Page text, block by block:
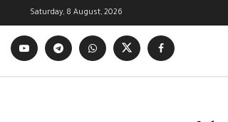
Saturday, 8 August, 2026